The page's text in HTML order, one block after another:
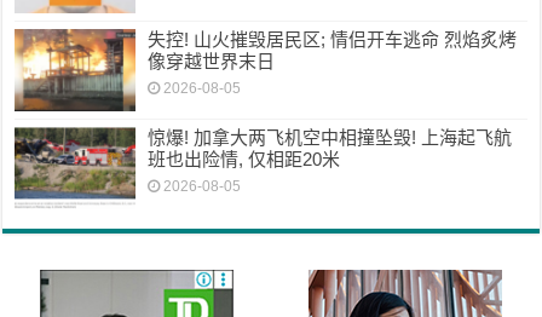
失控! 山火摧毁居民区; 情侣开车逃命 烈焰炙烤
像穿越世界末日
2026-08-05
惊爆! 加拿大两飞机空中相撞坠毁! 上海起飞航
班也出险情, 仅相距20米
2026-08-05